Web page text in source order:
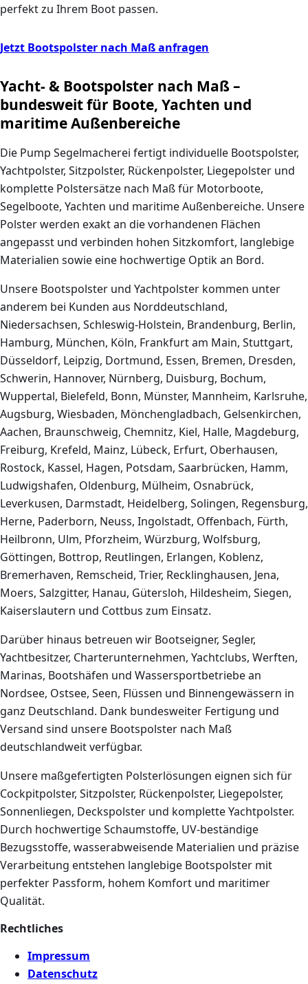
perfekt zu Ihrem Boot passen.
Jetzt Bootspolster nach Maß anfragen
Yacht- & Bootspolster nach Maß –
bundesweit für Boote, Yachten und
maritime Außenbereiche
Die Pump Segelmacherei fertigt individuelle Bootspolster,
Yachtpolster, Sitzpolster, Rückenpolster, Liegepolster und
komplette Polstersätze nach Maß für Motorboote,
Segelboote, Yachten und maritime Außenbereiche. Unsere
Polster werden exakt an die vorhandenen Flächen
angepasst und verbinden hohen Sitzkomfort, langlebige
Materialien sowie eine hochwertige Optik an Bord.
Unsere Bootspolster und Yachtpolster kommen unter
anderem bei Kunden aus Norddeutschland,
Niedersachsen, Schleswig-Holstein, Brandenburg, Berlin,
Hamburg, München, Köln, Frankfurt am Main, Stuttgart,
Düsseldorf, Leipzig, Dortmund, Essen, Bremen, Dresden,
Schwerin, Hannover, Nürnberg, Duisburg, Bochum,
Wuppertal, Bielefeld, Bonn, Münster, Mannheim, Karlsruhe,
Augsburg, Wiesbaden, Mönchengladbach, Gelsenkirchen,
Aachen, Braunschweig, Chemnitz, Kiel, Halle, Magdeburg,
Freiburg, Krefeld, Mainz, Lübeck, Erfurt, Oberhausen,
Rostock, Kassel, Hagen, Potsdam, Saarbrücken, Hamm,
Ludwigshafen, Oldenburg, Mülheim, Osnabrück,
Leverkusen, Darmstadt, Heidelberg, Solingen, Regensburg,
Herne, Paderborn, Neuss, Ingolstadt, Offenbach, Fürth,
Heilbronn, Ulm, Pforzheim, Würzburg, Wolfsburg,
Göttingen, Bottrop, Reutlingen, Erlangen, Koblenz,
Bremerhaven, Remscheid, Trier, Recklinghausen, Jena,
Moers, Salzgitter, Hanau, Gütersloh, Hildesheim, Siegen,
Kaiserslautern und Cottbus zum Einsatz.
Darüber hinaus betreuen wir Bootseigner, Segler,
Yachtbesitzer, Charterunternehmen, Yachtclubs, Werften,
Marinas, Bootshäfen und Wassersportbetriebe an
Nordsee, Ostsee, Seen, Flüssen und Binnengewässern in
ganz Deutschland. Dank bundesweiter Fertigung und
Versand sind unsere Bootspolster nach Maß
deutschlandweit verfügbar.
Unsere maßgefertigten Polsterlösungen eignen sich für
Cockpitpolster, Sitzpolster, Rückenpolster, Liegepolster,
Sonnenliegen, Deckspolster und komplette Yachtpolster.
Durch hochwertige Schaumstoffe, UV-beständige
Bezugsstoffe, wasserabweisende Materialien und präzise
Verarbeitung entstehen langlebige Bootspolster mit
perfekter Passform, hohem Komfort und maritimer
Qualität.
Rechtliches
Impressum
Datenschutz